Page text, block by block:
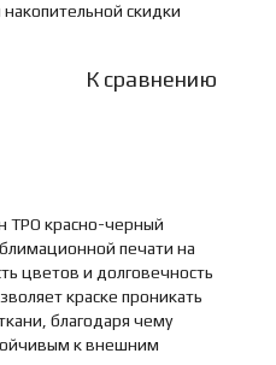
скидки
К сравнению
ТРО красно-черный
печати на
цветов и долговечность
краске проникать
благодаря чему
к внешним